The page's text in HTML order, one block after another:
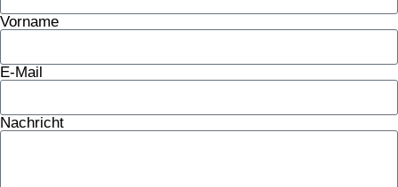
Vorname
E-Mail
Nachricht